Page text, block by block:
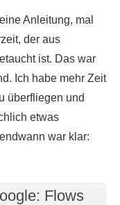
Anleitung, mal
der aus
ist. Das war
Ich habe mehr Zeit
überfliegen und
etwas
war klar:
Flows